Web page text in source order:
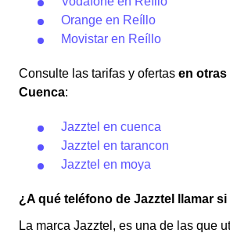
Orange en Reíllo
Movistar en Reíllo
Consulte las tarifas y ofertas en otras
Cuenca:
Jazztel en cuenca
Jazztel en tarancon
Jazztel en moya
¿A qué teléfono de Jazztel llamar
La marca Jazztel, es una de las que